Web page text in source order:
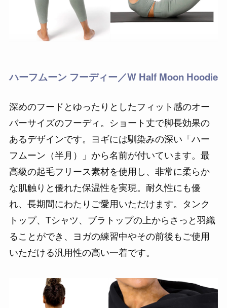
ハーフムーン フーディー／W Half Moon Hoodie
深めのフードとゆったりとしたフィット感のオー
バーサイズのフーディ。ショート丈で脚長効果の
あるデザインです。ヨギには馴染みの深い「ハー
フムーン（半月）」から名前が付いています。最
高級の起毛フリース素材を使用し、非常に柔らか
な肌触りと優れた保温性を実現。耐久性にも優
れ、長期間にわたりご愛用いただけます。タンク
トップ、Tシャツ、ブラトップの上からさっと羽織
ることができ、ヨガの練習中やその前後もご使用
いただける汎用性の高い一着です。